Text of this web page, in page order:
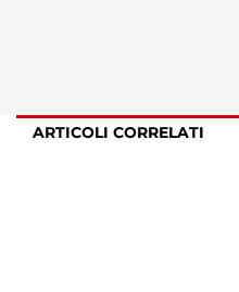
ARTICOLI CORRELATI